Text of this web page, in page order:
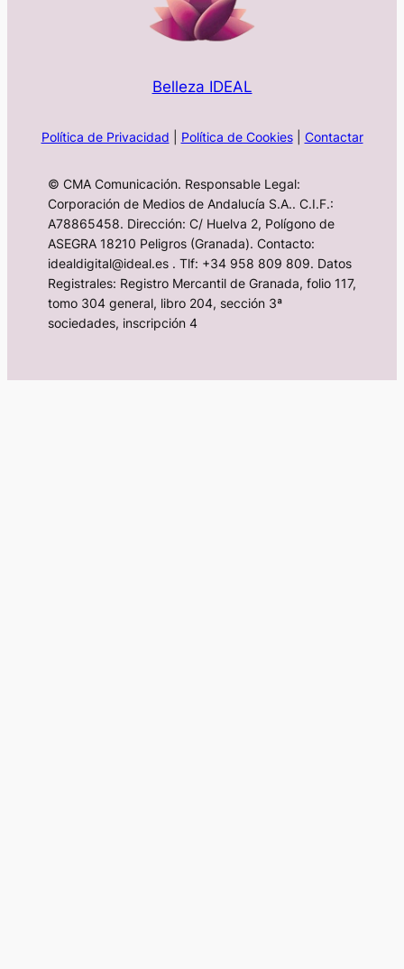
Belleza IDEAL
Política de Privacidad Política de Cookies| Contactar
© CMA Comunicación. Responsable Legal:
Corporación de Medios de Andalucía S.A.. C.I.F.:
A78865458. Dirección: C/ Huelva 2, Polígono de
ASEGRA 18210 Peligros (Granada). Contacto:
idealdigital@ideal.es . Tlf: +34 958 809 809. Datos
Registrales: Registro Mercantil de Granada, folio 117,
tomo 304 general, libro 204, sección 3ª
sociedades, inscripción 4